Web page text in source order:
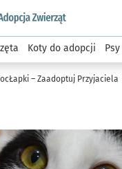
wroclaw.pl
Koty do adopcji
– Zaadoptuj Przyjaciela